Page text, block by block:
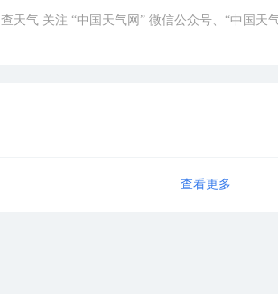
查天气 关注 “中国天气网” 微信公众号、“中国天
查看更多